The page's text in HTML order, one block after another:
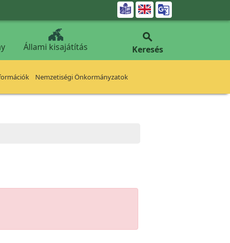

Állami kisajátítás

Keresés
Nemzetiségi Önkormányzatok